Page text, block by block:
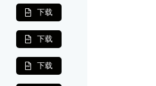
下载
下载
下载